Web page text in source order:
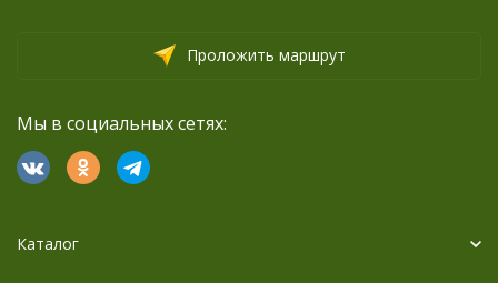
Проложить маршрут
Мы в социальных сетях:
Каталог